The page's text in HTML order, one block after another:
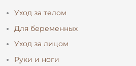
ь
Уход за телом
Для беременных
Уход за лицом
Руки и ноги